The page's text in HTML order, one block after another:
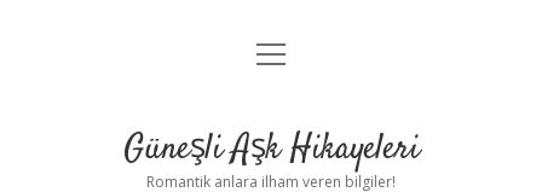
Anasayfa
Yasal Uyarı
menüyü
Güneşli Aşk Hikayeleri
Romantik anlara ilham veren bilgiler!